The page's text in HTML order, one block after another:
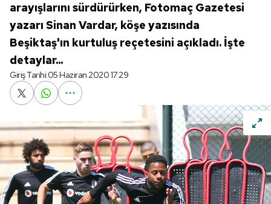
arayışlarını sürdürürken, Fotomaç Gazetesi
yazarı Sinan Vardar, köşe yazısında
Beşiktaş'ın kurtuluş reçetesini açıkladı. İşte
detaylar...
Giriş Tarihi:05 Haziran 2020 17:29